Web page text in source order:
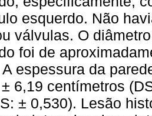
esquerdo. Não
válvulas. O
foi de
espessura da
6,19 centímetros
± 0,530). Lesão